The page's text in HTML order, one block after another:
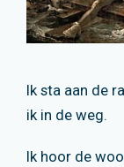
Ik sta aan de
ik in de weg.
Ik hoor de